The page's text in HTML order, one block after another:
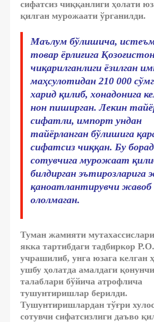
сифатсиз чиққанлиги ҳолати
қилган мурожаати ўрганилди.
Маълум бўлишича,
товар ёрлиғига
чиқарилганлиги ёзилган
маҳсулотидан 210 000
харид қилиб, хонадонига
нон пиширган. Лекин
сифатли, импорт ундан
тайёрланган бўлишига
сифатсиз чиққан. Бу
сотувчига мурожаат
билдирган эътирозларига
қаноатлантирувчи жавоб
ололмаган.
Туман жамияти
якка тартибдаги тадбиркор
учрашилиб, унга юзага келган
ушбу ҳолатда амалдаги
талаблари бўйича атрофлича
тушунтиришлар берилди.
Тушунтиришлардан тўғри
сотувчи сифатсизлиги даъво